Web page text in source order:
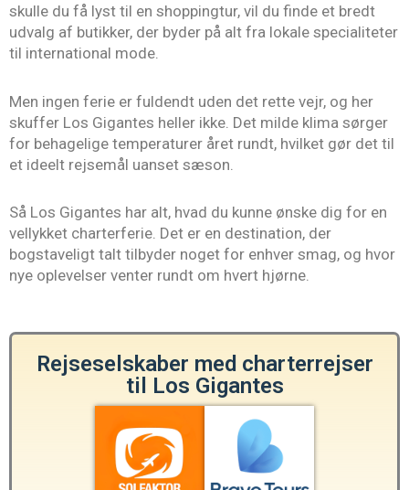
skulle du få lyst til en shoppingtur, vil du finde et bredt
udvalg af butikker, der byder på alt fra lokale specialiteter
til international mode.
Men ingen ferie er fuldendt uden det rette vejr, og her
skuffer Los Gigantes heller ikke. Det milde klima sørger
for behagelige temperaturer året rundt, hvilket gør det til
et ideelt rejsemål uanset sæson.
Så Los Gigantes har alt, hvad du kunne ønske dig for en
vellykket charterferie. Det er en destination, der
bogstaveligt talt tilbyder noget for enhver smag, og hvor
nye oplevelser venter rundt om hvert hjørne.
Rejseselskaber med charterrejser
til Los Gigantes